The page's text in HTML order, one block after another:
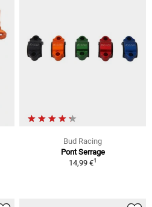
Bud Racing
Pont Serrage
14,99 €1